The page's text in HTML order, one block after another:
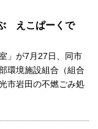
えこぱーくで
」が7月27日、同市
環境施設組合（組合
市岩田の不燃ごみ処